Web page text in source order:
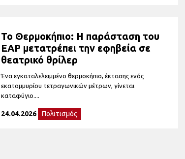
Το Θερμοκήπιο: Η παράσταση του
ΕΑΡ μετατρέπει την εφηβεία σε
θεατρικό θρίλερ
Ένα εγκαταλελειμμένο θερμοκήπιο, έκτασης ενός
εκατομμυρίου τετραγωνικών μέτρων, γίνεται
καταφύγιο....
24.04.2026 Πολιτισμός